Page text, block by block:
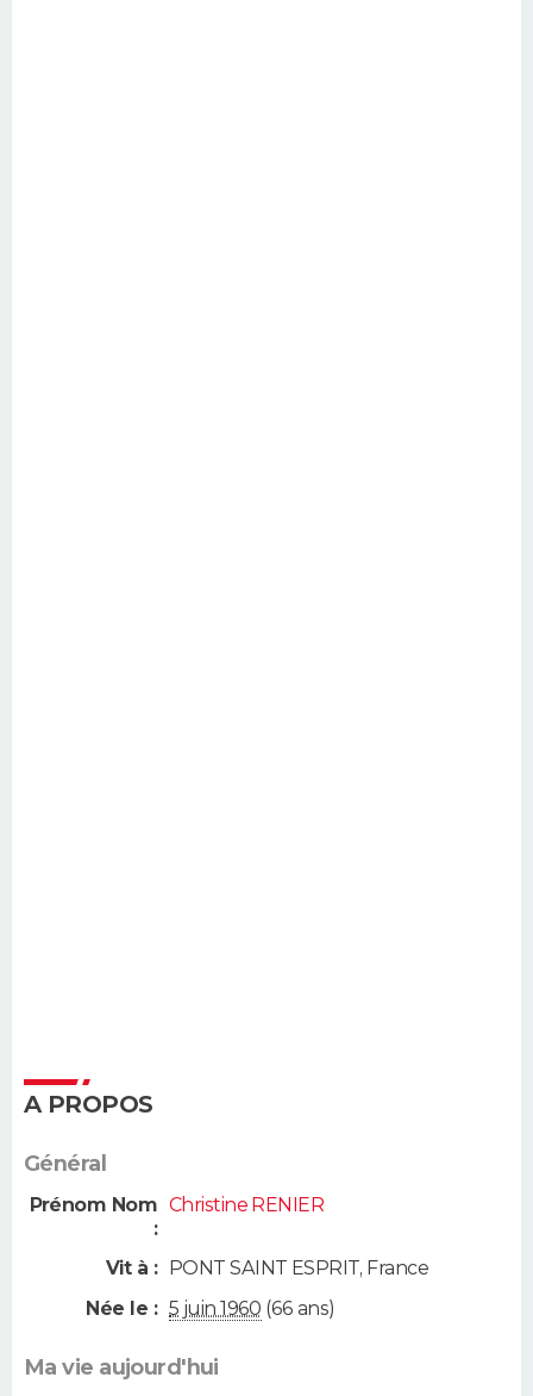
A PROPOS
Général
Prénom Nom
:
Christine RENIER
Vit à : PONT SAINT ESPRIT, France
Née le : 5 juin 1960 (66 ans)
Ma vie aujourd'hui